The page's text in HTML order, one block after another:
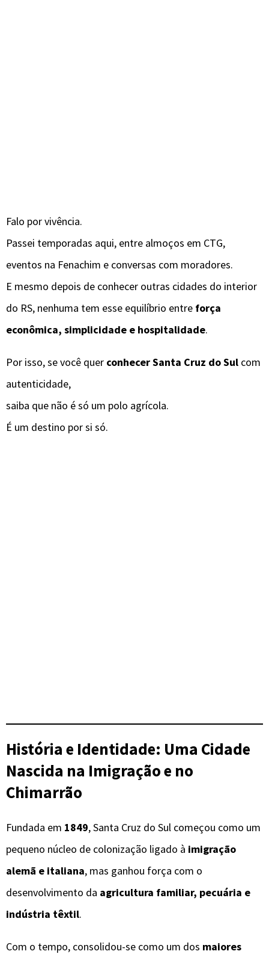
Falo por vivência.
Passei temporadas aqui, entre almoços em CTG,
eventos na Fenachim e conversas com moradores.
E mesmo depois de conhecer outras cidades do interior
do RS, nenhuma tem esse equilíbrio entre força
econômica, simplicidade e hospitalidade.
Por isso, se você quer conhecer Santa Cruz do Sul com
autenticidade,
saiba que não é só um polo agrícola.
É um destino por si só.
História e Identidade: Uma Cidade
Nascida na Imigração e no
Chimarrão
Fundada em 1849, Santa Cruz do Sul começou como um
pequeno núcleo de colonização ligado à imigração
alemã e italiana, mas ganhou força com o
desenvolvimento da agricultura familiar, pecuária e
indústria têxtil.
Com o tempo, consolidou-se como um dos maiores